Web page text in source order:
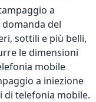
a
domanda del
sottili e più belli,
le dimensioni
mobile
a iniezione
di telefonia mobile.